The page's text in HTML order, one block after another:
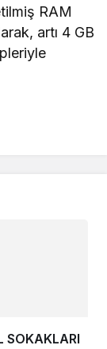
RAM
artı 4 GB